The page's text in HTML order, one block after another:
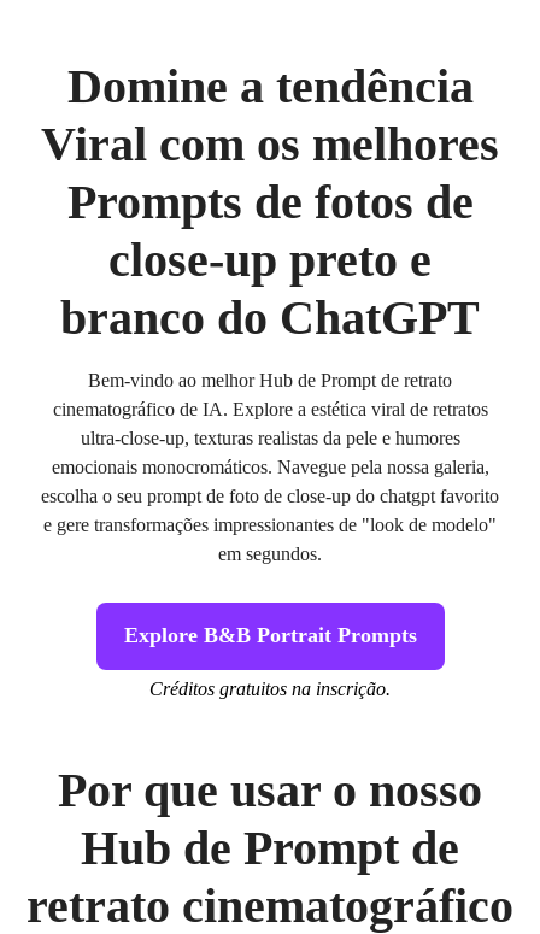
Domine a tendência
Viral com os melhores
Prompts de fotos de
close-up preto e
branco do ChatGPT
Bem-vindo ao melhor Hub de Prompt de retrato
cinematográfico de IA. Explore a estética viral de retratos
ultra-close-up, texturas realistas da pele e humores
emocionais monocromáticos. Navegue pela nossa galeria,
escolha o seu prompt de foto de close-up do chatgpt favorito
e gere transformações impressionantes de "look de modelo"
em segundos.
Explore B&B Portrait Prompts
Créditos gratuitos na inscrição.
Por que usar o nosso
Hub de Prompt de
retrato cinematográfico